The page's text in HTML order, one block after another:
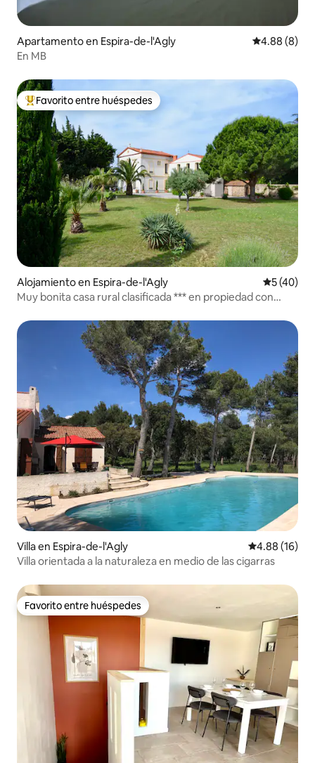
Apartamento en Espira-de-l'Agly Calificación
4.88 (8)
En MB
Favorito entre huéspedes preferido
Favorito entre huéspedes
Alojamiento en Espira-de-l'Agly
5 (40)
Muy bonita casa rural clasificada *** en propiedad con
Villa en Espira-de-l'Agly Calificación
4.88 (16)
Villa orientada a la naturaleza en medio de las cigarras
Favorito entre huéspedes
Favorito entre huéspedes